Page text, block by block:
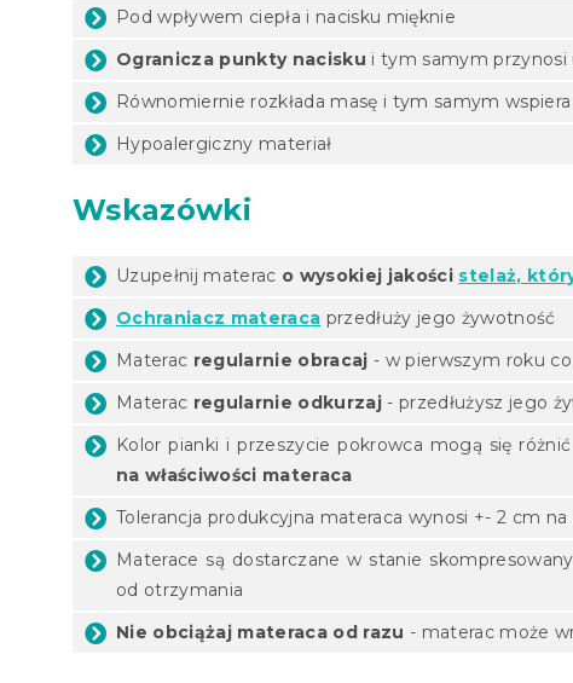
Pod wpływem ciepła i nacisku mięknie
Ogranicza punkty nacisku i tym samym przynosi
Równomiernie rozkłada masę i tym samym
Hypoalergiczny materiał
Wskazówki
Uzupełnij materac o wysokiej jakości stelaż,
Ochraniacz materaca przedłuży jego żywotność
Materac regularnie obracaj - w pierwszym roku
Materac regularnie odkurzaj - przedłużysz jego
Kolor pianki i przeszycie pokrowca mogą się
na właściwości materaca
Tolerancja produkcyjna materaca wynosi +- 2 cm
Materace są dostarczane w stanie
od otrzymania
Nie obciążaj materaca od razu - materac może